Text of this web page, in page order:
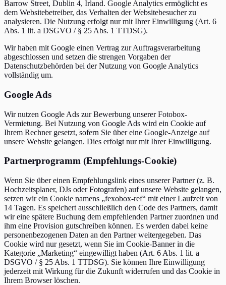
Barrow Street, Dublin 4, Irland. Google Analytics ermöglicht es
dem Websitebetreiber, das Verhalten der Websitebesucher zu
analysieren. Die Nutzung erfolgt nur mit Ihrer Einwilligung (Art. 6
Abs. 1 lit. a DSGVO / § 25 Abs. 1 TTDSG).
Wir haben mit Google einen Vertrag zur Auftragsverarbeitung
abgeschlossen und setzen die strengen Vorgaben der
Datenschutzbehörden bei der Nutzung von Google Analytics
vollständig um.
Google Ads
Wir nutzen Google Ads zur Bewerbung unserer Fotobox-
Vermietung. Bei Nutzung von Google Ads wird ein Cookie auf
Ihrem Rechner gesetzt, sofern Sie über eine Google-Anzeige auf
unsere Website gelangen. Dies erfolgt nur mit Ihrer Einwilligung.
Partnerprogramm (Empfehlungs-Cookie)
Wenn Sie über einen Empfehlungslink eines unserer Partner (z. B.
Hochzeitsplaner, DJs oder Fotografen) auf unsere Website gelangen,
setzen wir ein Cookie namens „fexobox-ref“ mit einer Laufzeit von
14 Tagen. Es speichert ausschließlich den Code des Partners, damit
wir eine spätere Buchung dem empfehlenden Partner zuordnen und
ihm eine Provision gutschreiben können. Es werden dabei keine
personenbezogenen Daten an den Partner weitergegeben. Das
Cookie wird nur gesetzt, wenn Sie im Cookie-Banner in die
Kategorie „Marketing“ eingewilligt haben (Art. 6 Abs. 1 lit. a
DSGVO / § 25 Abs. 1 TTDSG). Sie können Ihre Einwilligung
jederzeit mit Wirkung für die Zukunft widerrufen und das Cookie in
Ihrem Browser löschen.